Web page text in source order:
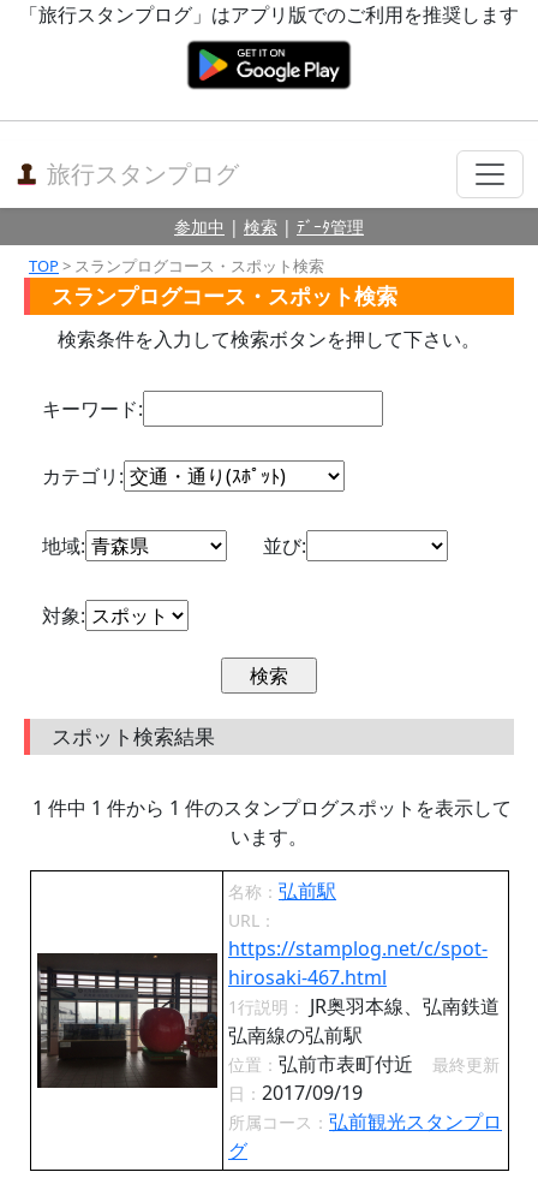
「旅行スタンプログ」はアプリ版でのご利用を推奨します
旅行スタンプログ
参加中 | 検索 | ﾃﾞｰﾀ管理
TOP> スランプログコース・スポット検索
スランプログコース・スポット検索
検索条件を入力して検索ボタンを押して下さい。
キーワード:
カテゴリ:
地域: 並び:
対象:
スポット検索結果
1 件中 1 件から 1 件のスタンプログスポットを表示して
います。
名称： 弘前駅
URL：
https://stamplog.net/c/spot-
hirosaki-467.html
1行説明： JR奥羽本線、弘南鉄道
弘南線の弘前駅
位置： 弘前市表町付近
最終更新
日： 2017/09/19
所属コース： 弘前観光スタンプロ
グ